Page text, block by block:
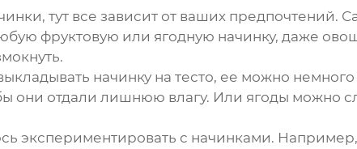
тут все зависит от ваших
фруктовую или ягодную начинку, даже
начинку на тесто, ее можно
они отдали лишнюю влагу. Или ягоды можно
экспериментировать с начинками.